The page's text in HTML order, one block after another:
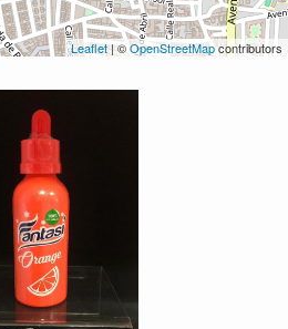
Leaflet| ©OpenStreetMapcontributors